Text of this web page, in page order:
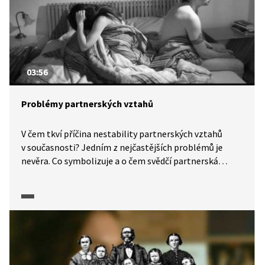
03:56
Problémy partnerských vztahů
V čem tkví příčina nestability partnerských vztahů
v současnosti? Jedním z nejčastějších problémů je
nevěra. Co symbolizuje a o čem svědčí partnerská
nevyvážených vztahů úspěšných mužů a mladých žen.
V rámci ankety se mladí lidé vyjadřují k manželství
a životu na „psí knížku“.